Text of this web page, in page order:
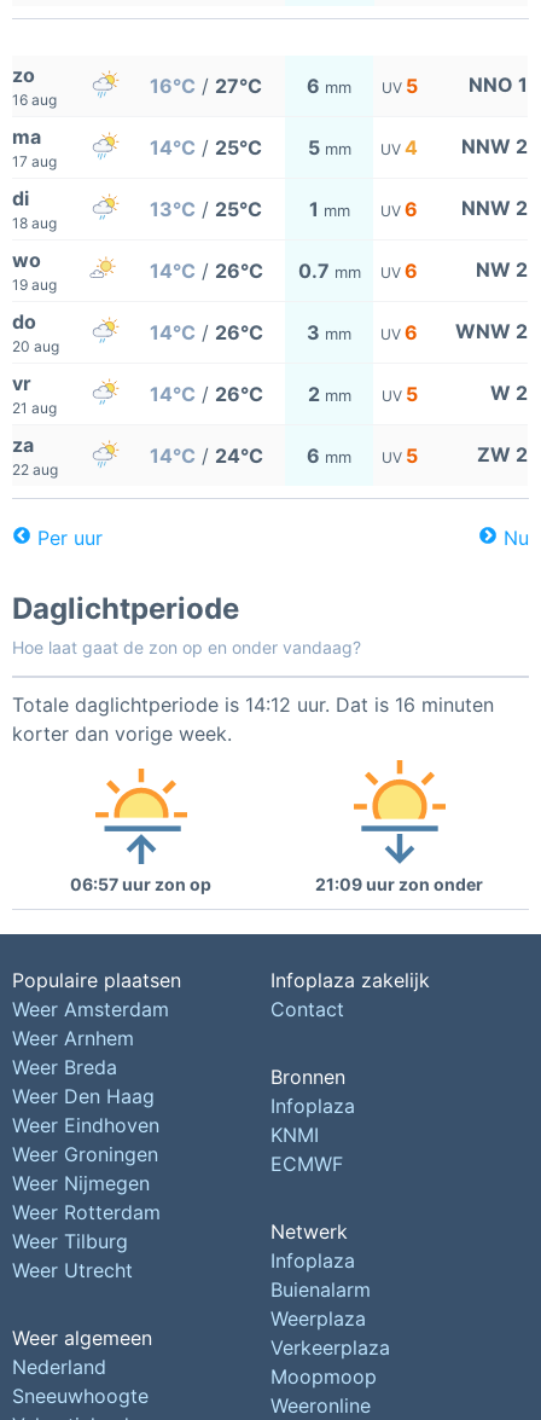
zo
16 aug
16°C / 27°C 6 mm UV 5 NNO 1
ma
17 aug
14°C / 25°C 5 mm UV 4 NNW 2
di
18 aug
13°C / 25°C 1 mm UV 6 NNW 2
wo
19 aug
14°C / 26°C 0.7 mm UV 6 NW 2
do
20 aug
14°C / 26°C 3 mm UV 6 WNW 2
vr
21 aug
14°C / 26°C 2 mm UV 5 W 2
za
22 aug
14°C / 24°C 6 mm UV 5 ZW 2
Per uur Nu
Daglichtperiode
Hoe laat gaat de zon op en onder vandaag?
Totale daglichtperiode is 14:12 uur. Dat is 16 minuten
korter dan vorige week.
06:57 uur zon op 21:09 uur zon onder
Populaire plaatsen
Weer Amsterdam
Weer Arnhem
Weer Breda
Weer Den Haag
Weer Eindhoven
Weer Groningen
Weer Nijmegen
Weer Rotterdam
Weer Tilburg
Weer Utrecht
Weer algemeen
Nederland
Sneeuwhoogte
Infoplaza zakelijk
Contact
Bronnen
Infoplaza
KNMI
ECMWF
Netwerk
Infoplaza
Buienalarm
Weerplaza
Verkeerplaza
Moopmoop
Weeronline